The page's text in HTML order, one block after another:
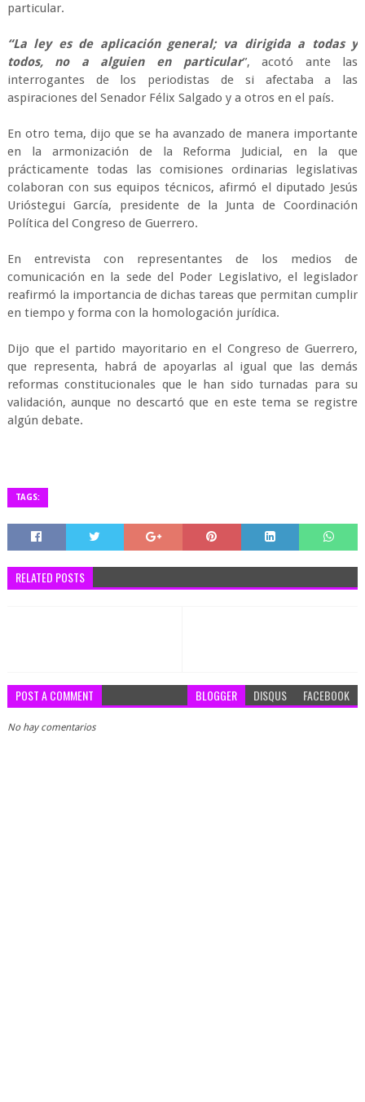
particular.
“La ley es de aplicación general; va dirigida a todas y
todos, no a alguien en particular”, acotó ante las
interrogantes de los periodistas de si afectaba a las
aspiraciones del Senador Félix Salgado y a otros en el país.
En otro tema, dijo que se ha avanzado de manera importante
en la armonización de la Reforma Judicial, en la que
prácticamente todas las comisiones ordinarias legislativas
colaboran con sus equipos técnicos, afirmó el diputado Jesús
Urióstegui García, presidente de la Junta de Coordinación
Política del Congreso de Guerrero.
En entrevista con representantes de los medios de
comunicación en la sede del Poder Legislativo, el legislador
reafirmó la importancia de dichas tareas que permitan cumplir
en tiempo y forma con la homologación jurídica.
Dijo que el partido mayoritario en el Congreso de Guerrero,
que representa, habrá de apoyarlas al igual que las demás
reformas constitucionales que le han sido turnadas para su
validación, aunque no descartó que en este tema se registre
algún debate.
TAGS:
RELATED POSTS
POST A COMMENT BLOGGER DISQUS FACEBOOK
No hay comentarios